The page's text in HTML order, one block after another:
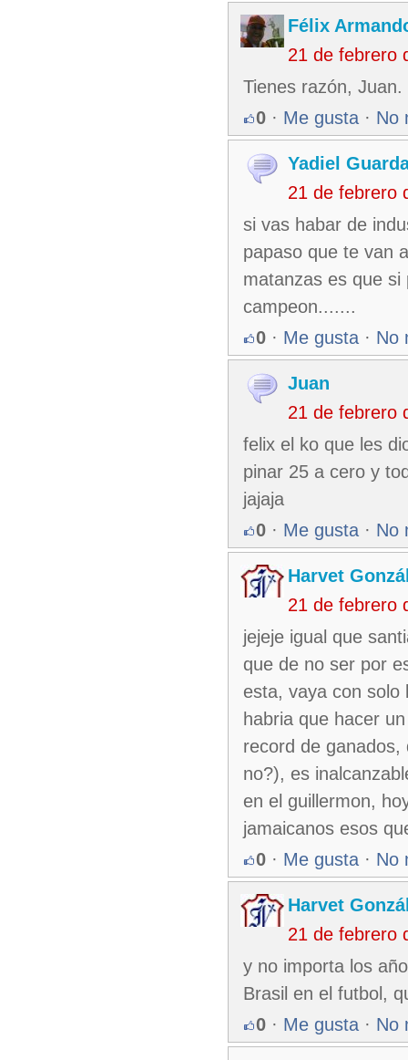
Félix
21 de febrero
Tienes razón,
0 · Me gusta · No
Yadiel
21 de febrero
si vas habar de
papaso que te van
matanzas es que si
campeon.......
0 · Me gusta · No
Juan
21 de febrero
felix el ko que les
pinar 25 a cero y
jajaja
0 · Me gusta · No
Harvet
21 de febrero
jejeje igual que
que de no ser por
esta, vaya con solo
habria que hacer
record de
no?), es
en el guillermon,
jamaicanos esos
0 · Me gusta · No
Harvet
21 de febrero
y no importa los
Brasil en el futbol,
0 · Me gusta · No